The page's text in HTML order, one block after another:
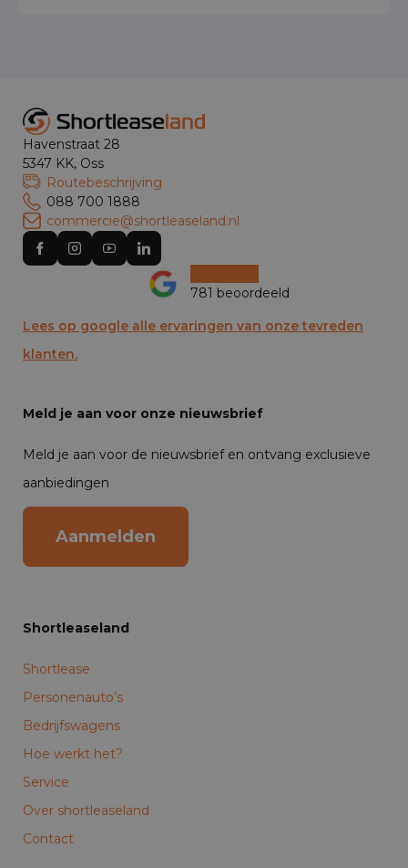
Havenstraat 28
5347 KK, Oss
Routebeschrijving
088 700 1888
commercie@shortleaseland.nl
781 beoordeeld
Lees op google alle ervaringen van onze tevreden
klanten.
Meld je aan voor onze nieuwsbrief
Meld je aan voor de nieuwsbrief en ontvang exclusieve
aanbiedingen
Aanmelden
Shortleaseland
Shortlease
Personenauto’s
Bedrijfswagens
Hoe werkt het?
Service
Over shortleaseland
Contact